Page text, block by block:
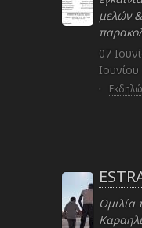
μελών
07
·
Ομιλία